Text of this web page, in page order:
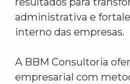
administrativa e
interno das empresas.
A BBM Consultoria
empresarial com